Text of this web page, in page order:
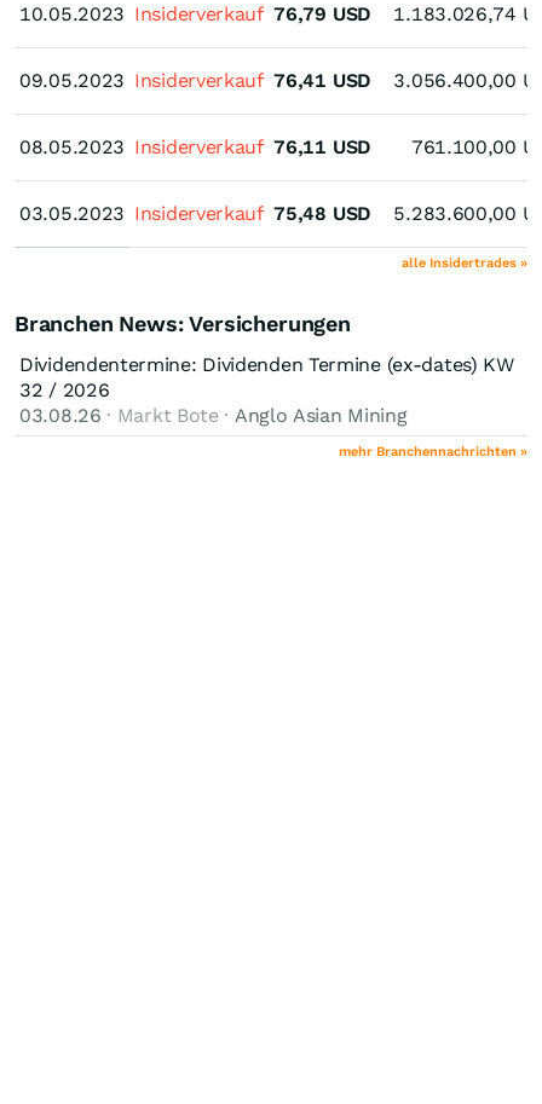
10.05.2023
09.05.2023
08.05.2023
03.05.2023
10.05.2023 Insiderverkauf 76,79 USD 1.183.026,74
09.05.2023 Insiderverkauf 76,41 USD 3.056.400,00
08.05.2023 Insiderverkauf 76,11 USD 761.100,00
03.05.2023 Insiderverkauf 75,48 USD 5.283.600,00
alle Insidertrades »
Branchen News: Versicherungen
Dividendentermine: Dividenden Termine (ex-dates) KW
32 / 2026
03.08.26 · Markt Bote · Anglo Asian Mining
mehr Branchennachrichten »